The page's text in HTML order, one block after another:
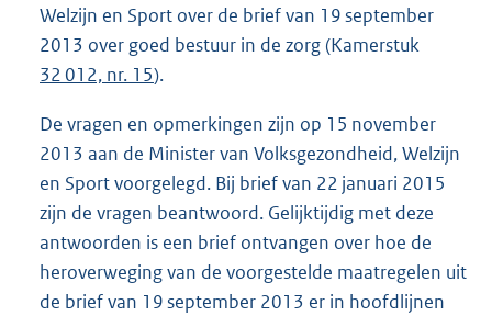
Welzijn en Sport over de brief van 19 september
2013 over goed bestuur in de zorg (Kamerstuk
32 012, nr. 15).
De vragen en opmerkingen zijn op 15 november
2013 aan de Minister van Volksgezondheid, Welzijn
en Sport voorgelegd. Bij brief van 22 januari 2015
zijn de vragen beantwoord. Gelijktijdig met deze
antwoorden is een brief ontvangen over hoe de
heroverweging van de voorgestelde maatregelen uit
de brief van 19 september 2013 er in hoofdlijnen